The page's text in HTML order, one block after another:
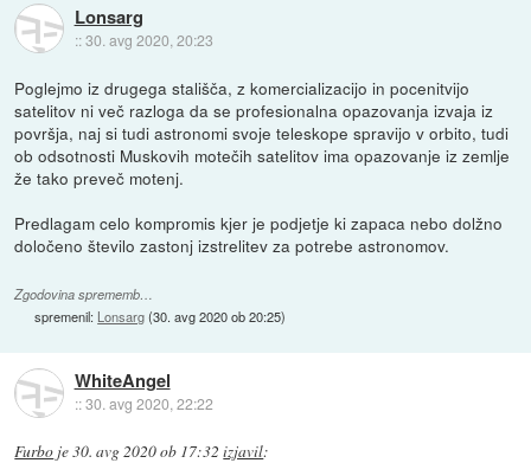
Lonsarg
::30. avg 2020, 20:23
Poglejmo iz drugega stališča, z komercializacijo in pocenitvijo
satelitov ni več razloga da se profesionalna opazovanja izvaja iz
površja, naj si tudi astronomi svoje teleskope spravijo v orbito, tudi
ob odsotnosti Muskovih motečih satelitov ima opazovanje iz zemlje
že tako preveč motenj.
Predlagam celo kompromis kjer je podjetje ki zapaca nebo dolžno
določeno število zastonj izstrelitev za potrebe astronomov.
Zgodovina sprememb…
spremenil: Lonsarg(30. avg 2020 ob 20:25)
WhiteAngel
::30. avg 2020, 22:22
Furbo je30. avg 2020 ob 17:32 izjavil: